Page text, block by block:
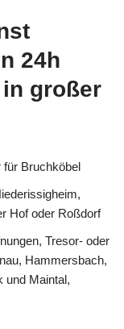
24h
großer
für Bruchköbel
Hof oder Roßdorf
Tresor- oder
Hammersbach,
und Maintal,